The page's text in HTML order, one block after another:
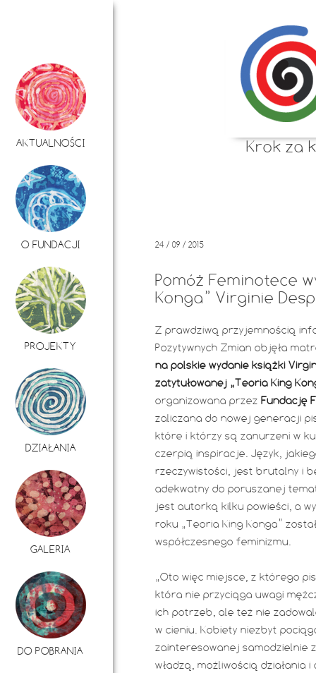
AKTUALNOŚCI
O FUNDACJI
PROJEKTY
DZIAŁANIA
GALERIA
DO POBRANIA
Krok za
24 / 09 / 2015
Pomóż Feminotece
Konga” Virginie
Z prawdziwą przyjemnością
Pozytywnych Zmian objęła
na polskie wydanie książki
zatytułowanej „Teoria King
organizowana przez Fundację
zaliczana do nowej generacji
które i którzy są zanurzeni w
czerpią inspiracje. Język,
rzeczywistości, jest brutalny i
adekwatny do poruszanej
jest autorką kilku powieści, a
roku „Teoria King Konga”
współczesnego feminizmu.
„Oto więc miejsce, z którego
która nie przyciąga uwagi
ich potrzeb, ale też nie
w cieniu. Kobiety niezbyt
zainteresowanej samodzielnie
władzą, możliwością działania